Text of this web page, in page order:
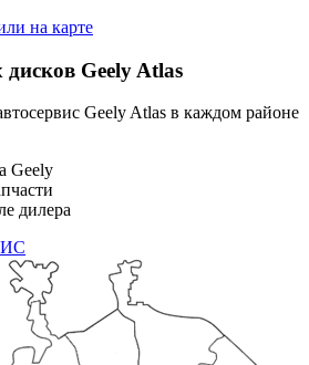
на карте
дисков Geely Atlas
Geely Atlas в каждом районе
Geely
дилера